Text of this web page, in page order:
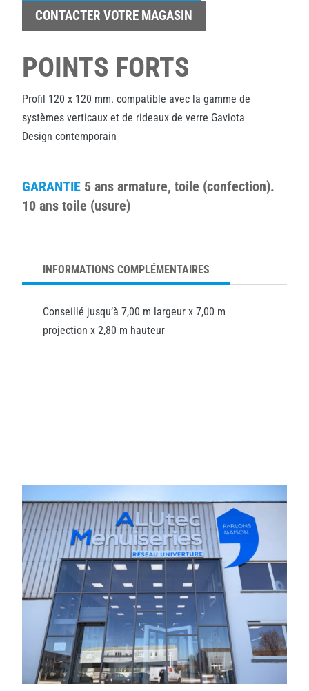
CONTACTER VOTRE MAGASIN
POINTS FORTS
Profil 120 x 120 mm. compatible avec la gamme de
systèmes verticaux et de rideaux de verre Gaviota
Design contemporain
GARANTIE 5 ans armature, toile (confection).
10 ans toile (usure)
INFORMATIONS COMPLÉMENTAIRES
Conseillé jusqu’à 7,00 m largeur x 7,00 m
projection x 2,80 m hauteur